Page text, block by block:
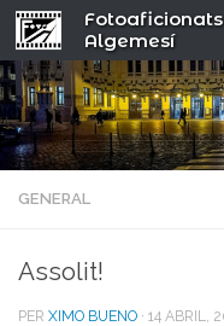
Fotoaficionats
Algemesí
GENERAL
Assolit!
PER XIMO BUENO · 14 ABRIL,